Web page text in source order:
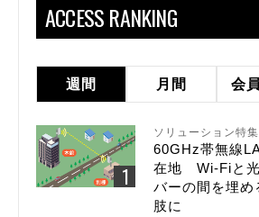
ACCESS RANKING
週間 月間 会
ソリューション特集
60GHz帯無線
在地 Wi-Fiと光
バーの間を埋め
肢に